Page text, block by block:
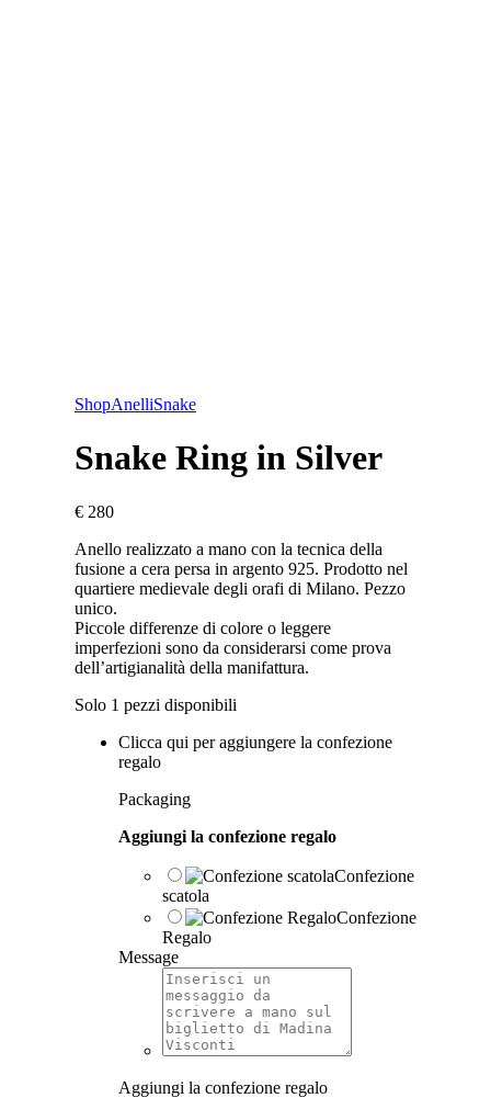
ShopAnelliSnake
Snake Ring in Silver
€ 280
Anello realizzato a mano con la tecnica della
fusione a cera persa in argento 925. Prodotto nel
quartiere medievale degli orafi di Milano. Pezzo
unico.
Piccole differenze di colore o leggere
imperfezioni sono da considerarsi come prova
dell’artigianalità della manifattura.
Solo 1 pezzi disponibili
Clicca qui per aggiungere la confezione
regalo
Packaging
Aggiungi la confezione regalo
Confezione
scatola
Confezione
Regalo
Message
Aggiungi la confezione regalo